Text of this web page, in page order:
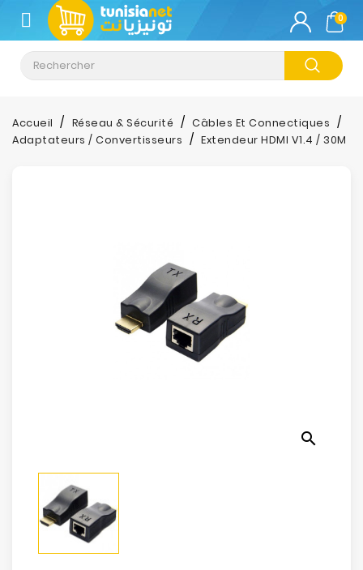
CATÉGORIE
Climatisation
Informatique
Sécurité
Mobilités
0
Accueil Réseau & Sécurité
Câbles Et Connectiques
Adaptateurs / Convertisseurs
Extendeur HDMI V1.4 / 30M
search